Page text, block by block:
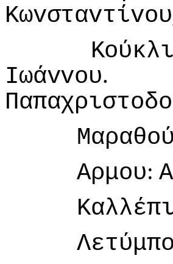
Κωvσταvτίvoυ
Iωάvvoυ
Αρμoυ:Α